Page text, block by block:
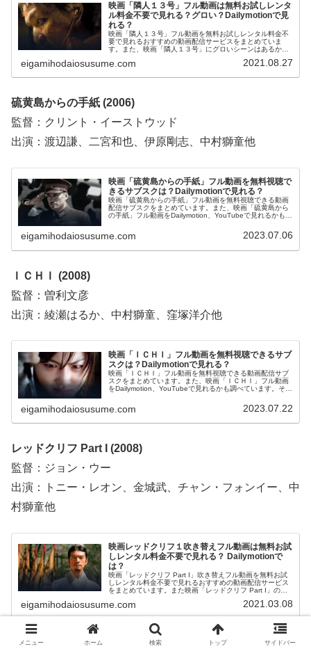
映画「隣人１３号」フル動画は無料お試しレンタ
ル料金不要で見れる？グロい？Dailymotionで見
れる？
映画「隣人１３号」フル動画を無料お試しレンタル料金不
要で見れるおすすめの動画配信サービスをまとめていま
す。また、映画「隣人１３号」にグロいシーンはあるか、
す。そのほか、映画「隣人１３号」の作品情報、あらす
ビス選びや映画本編を見る前の予備知識として役立ててく
eigamihodaiosusume.com 2021.08.27
硫黄島からの手紙 (2006)
監督：クリント・イーストウッド
出演：渡辺謙、二宮和也、伊原剛志、中村獅童他
映画「硫黄島からの手紙」フル動画を無料視聴で
きるサブスクは？Dailymotionで見れる？
映画「硫黄島からの手紙」フル動画を無料視聴できる動画
配信サブスクをまとめています。また、映画「硫黄島から
の手紙」フル動画をDailymotion、YouTubeで見れるかも調
報・あらすじについてもお伝えしていますので、動画配信
サービス選びや映画本編を見る前の予備知識として役立て
eigamihodaiosusume.com 2023.07.06
ＩＣＨＩ (2008)
監督：曽利文彦
出演：綾瀬はるか、中村獅童、窪塚洋介他
映画「ＩＣＨＩ」フル動画を無料視聴できるサブ
スクは？Dailymotionで見れる？
映画「ＩＣＨＩ」フル動画を無料視聴できる動画配信サブ
スクをまとめています。また、映画「ＩＣＨＩ」フル動画
をDailymotion、YouTubeで見れるかも調べています。そし
伝えしていますので、動画配信サービス選びや映画本編を
見る前の予備知識として役立ててください。
eigamihodaiosusume.com 2023.07.22
レッドクリフ Part I (2008)
監督：ジョン・ウー
出演：トニー・レオン、金城武、チャン・フォンイー、中
村獅童他
映画レッドクリフ１吹き替えフル動画は無料お試
しレンタル料金不要で見れる？ Dailymotionで
は？
映画「レッドクリフ Part I」吹き替えフル動画を無料お試
しレンタル料金不要で見れるおすすめの動画配信サービス
をまとめています。また映画「レッドクリフ Part I」の作
ていますので、動画配信サービス選びや映画本編を見る前
eigamihodaiosusume.com 2021.03.08
日本で一番悪い奴ら (2016)
メニュー ホーム 検索 トップ サイドバー